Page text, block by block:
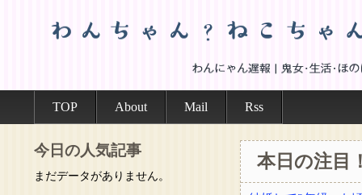
TOP About Mail Rss
今日の人気記事
まだデータがありません。
本日の注目